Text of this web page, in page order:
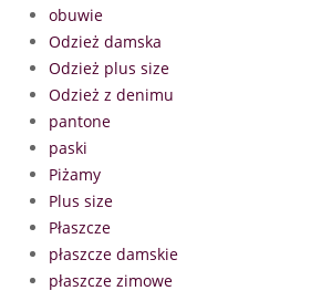
obuwie
Odzież damska
Odzież plus size
Odzież z denimu
pantone
paski
Piżamy
Plus size
Płaszcze
płaszcze damskie
płaszcze zimowe